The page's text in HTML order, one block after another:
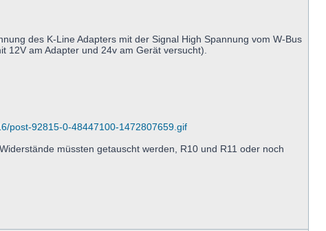
des K-Line Adapters mit der Signal High Spannung vom W-Bus
12V am Adapter und 24v am Gerät versucht).
post-92815-0-48447100-1472807659.gif
müssten getauscht werden, R10 und R11 oder noch